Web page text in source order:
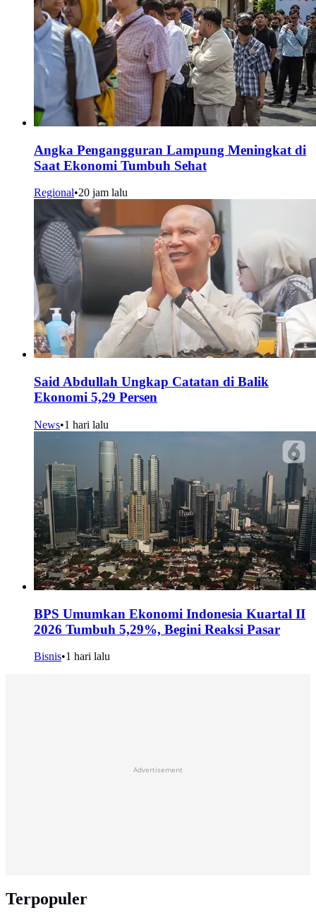
Angka Pengangguran Lampung Meningkat di
Saat Ekonomi Tumbuh Sehat
Regional•20 jam lalu
Said Abdullah Ungkap Catatan di Balik
Ekonomi 5,29 Persen
News•1 hari lalu
BPS Umumkan Ekonomi Indonesia Kuartal II
2026 Tumbuh 5,29%, Begini Reaksi Pasar
Bisnis•1 hari lalu
Advertisement
Terpopuler